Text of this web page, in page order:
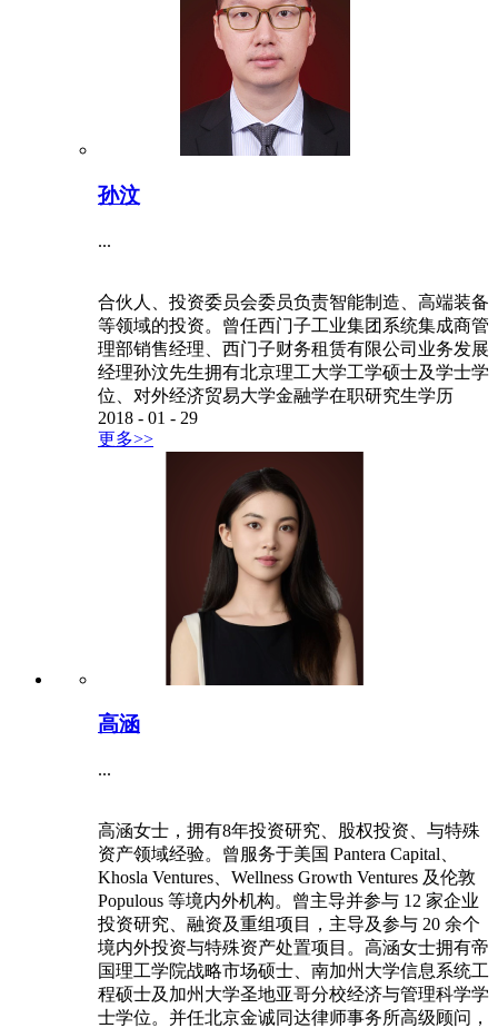
孙汶
...
合伙人、投资委员会委员负责智能制造、高端装备
等领域的投资。曾任西门子工业集团系统集成商管
理部销售经理、西门子财务租赁有限公司业务发展
经理孙汶先生拥有北京理工大学工学硕士及学士学
位、对外经济贸易大学金融学在职研究生学历
2018 - 01 - 29
更多>>
高涵
...
高涵女士，拥有8年投资研究、股权投资、与特殊
资产领域经验。曾服务于美国 Pantera Capital、
Khosla Ventures、Wellness Growth Ventures 及伦敦
Populous 等境内外机构。曾主导并参与 12 家企业
投资研究、融资及重组项目，主导及参与 20 余个
境内外投资与特殊资产处置项目。高涵女士拥有帝
国理工学院战略市场硕士、南加州大学信息系统工
程硕士及加州大学圣地亚哥分校经济与管理科学学
士学位。并任北京金诚同达律师事务所高级顾问，